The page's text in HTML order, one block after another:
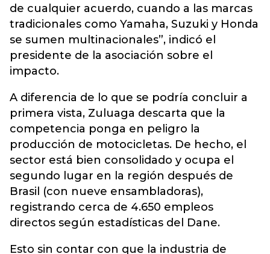
de cualquier acuerdo, cuando a las marcas
tradicionales como Yamaha, Suzuki y Honda
se sumen multinacionales”, indicó el
presidente de la asociación sobre el
impacto.
A diferencia de lo que se podría concluir a
primera vista, Zuluaga descarta que la
competencia ponga en peligro la
producción de motocicletas. De hecho, el
sector está bien consolidado y ocupa el
segundo lugar en la región después de
Brasil (con nueve ensambladoras),
registrando cerca de 4.650 empleos
directos según estadísticas del Dane.
Esto sin contar con que la industria de